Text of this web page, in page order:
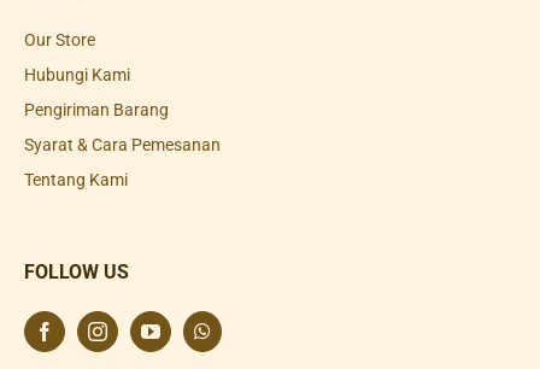
Our Store
Hubungi Kami
Pengiriman Barang
Syarat & Cara Pemesanan
Tentang Kami
FOLLOW US